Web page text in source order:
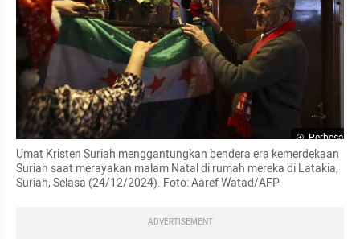
Perbesar
Umat Kristen Suriah menggantungkan bendera era kemerdekaan
Suriah saat merayakan malam Natal di rumah mereka di Latakia,
Suriah, Selasa (24/12/2024). Foto: Aaref Watad/AFP
ADVERTISEMENT